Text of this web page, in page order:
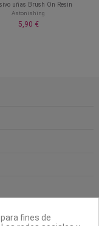
uñas Brush On Resin
Astonishing
5,90 €
fines de